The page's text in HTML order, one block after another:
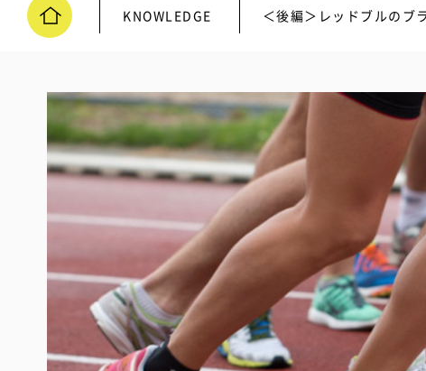
KNOWLEDGE ＜後編＞レッドブルのブ